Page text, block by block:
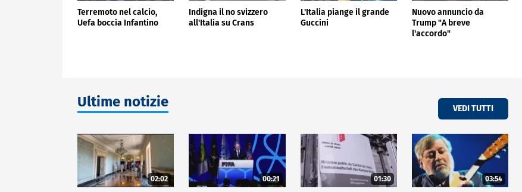
Terremoto nel calcio,
Uefa boccia Infantino
Indigna il no svizzero
all'Italia su Crans
L'Italia piange il grande
Guccini
Nuovo annuncio da
Trump "A breve
l'accordo"
Ultime notizie VEDI TUTTI
02:02 00:21 01:30 03:54